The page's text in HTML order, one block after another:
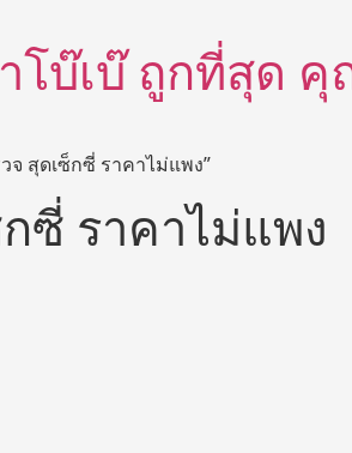
โบ๊เบ๊ ถูกที่สุด
สุดเซ็กซี่ ราคาไม่แพง”
ซี่ ราคาไม่แพง